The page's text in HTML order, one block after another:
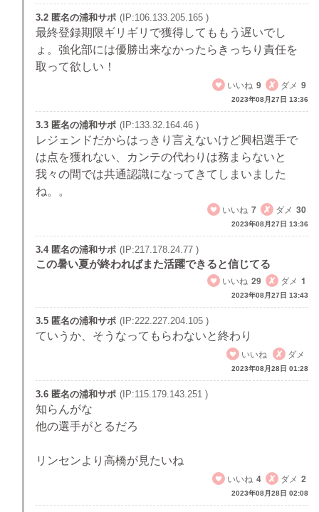
3.2 匿名の浦和サポ (IP:106.133.205.165 )
最終登録期限ギリギリで獲得してももう遅いでし
ょ。強化部には優勝出来なかったらきっちり責任を
取って欲しい！
いいね 9 ダメ 9
2023年08月27日 13:36
3.3 匿名の浦和サポ (IP:133.32.164.46 )
レジェンドだからはっきり言えないけど興梠選手で
は点を獲れない、カンテの代わりは務まらないと
我々の間では共通認識になってきてしまいました
ね。。
いいね 7 ダメ 30
2023年08月27日 13:36
3.4 匿名の浦和サポ (IP:217.178.24.77 )
この暑い夏が終わればまた活躍できると信じてる
いいね 29 ダメ 1
2023年08月27日 13:43
3.5 匿名の浦和サポ (IP:222.227.204.105 )
ていうか、そうなってもらわないと終わり
いいね
ダメ
2023年08月28日 01:28
3.6 匿名の浦和サポ (IP:115.179.143.251 )
知らんがな
他の選手がとるだろ
リンセンより高橋が見たいね
いいね 4 ダメ 2
2023年08月28日 02:08